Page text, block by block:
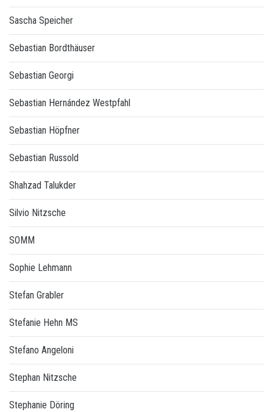
Sascha Speicher
Sebastian Bordthäuser
Sebastian Georgi
Sebastian Hernández Westpfahl
Sebastian Höpfner
Sebastian Russold
Shahzad Talukder
Silvio Nitzsche
SOMM
Sophie Lehmann
Stefan Grabler
Stefanie Hehn MS
Stefano Angeloni
Stephan Nitzsche
Stephanie Döring